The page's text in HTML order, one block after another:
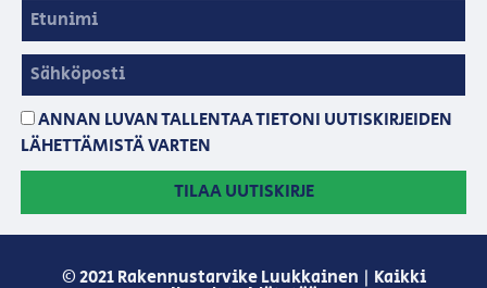
ANNAN LUVAN TALLENTAA TIETONI UUTISKIRJEIDEN
LÄHETTÄMISTÄ VARTEN
TILAA UUTISKIRJE
© 2021 Rakennustarvike Luukkainen | Kaikki